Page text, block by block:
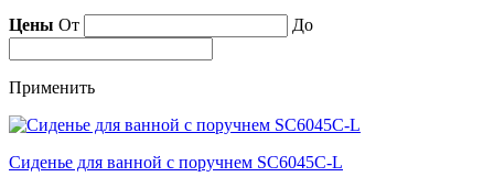
Цены От До
Применить
Сиденье для ванной с поручнем SC6045C-L